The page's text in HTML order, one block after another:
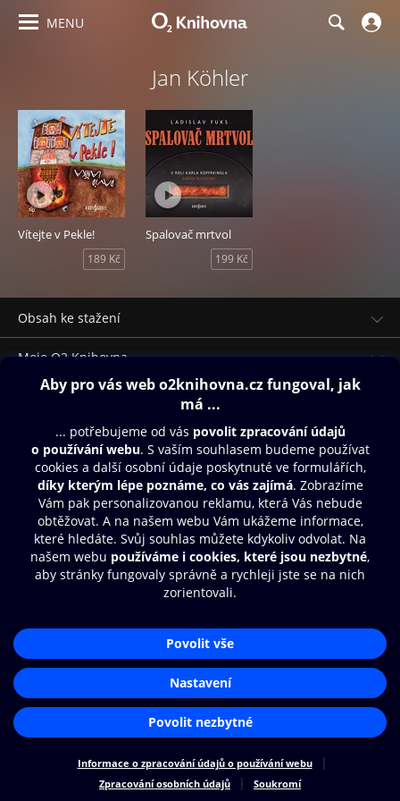
MENU
Jan Köhler
Vítejte v Pekle!
189 Kč
Spalovač mrtvol
199 Kč
Obsah ke stažení
Moje O2 Knihovna
Další zábava
© O2 Czech Republic a.s.
Nákupní řád
Přístupnost
Zásady zpracování osobních údajů
Cookies
Aplikace O2 Knihovna
Čti a poslouchej své e-knihy a
audioknihy rychleji a pohodlněji.